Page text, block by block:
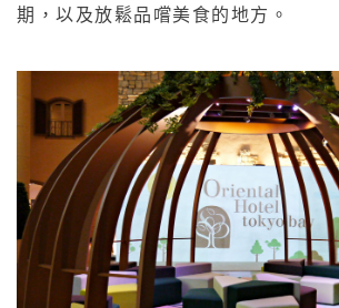
期，以及放鬆品嚐美食的地方。